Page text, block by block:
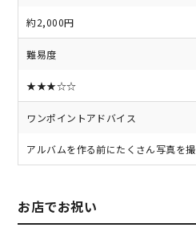
約2,000円
難易度
★★★☆☆
ワンポイントアドバイス
アルバムを作る前にたくさん写真を撮
お店でお祝い